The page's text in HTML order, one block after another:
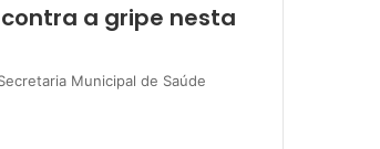
a gripe nesta
Municipal de Saúde